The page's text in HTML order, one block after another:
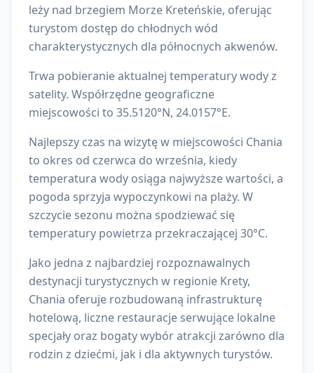
leży nad brzegiem Morze Kreteńskie, oferując
turystom dostęp do chłodnych wód
charakterystycznych dla północnych akwenów.
Trwa pobieranie aktualnej temperatury wody z
satelity. Współrzędne geograficzne
miejscowości to 35.5120°N, 24.0157°E.
Najlepszy czas na wizytę w miejscowości Chania
to okres od czerwca do września, kiedy
temperatura wody osiąga najwyższe wartości, a
pogoda sprzyja wypoczynkowi na plaży. W
szczycie sezonu można spodziewać się
temperatury powietrza przekraczającej 30°C.
Jako jedna z najbardziej rozpoznawalnych
destynacji turystycznych w regionie Krety,
Chania oferuje rozbudowaną infrastrukturę
hotelową, liczne restauracje serwujące lokalne
specjały oraz bogaty wybór atrakcji zarówno dla
rodzin z dziećmi, jak i dla aktywnych turystów.